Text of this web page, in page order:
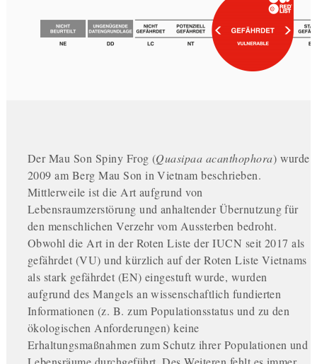
Der Mau Son Spiny Frog (Quasipaa acanthophora) wurde
2009 am Berg Mau Son in Vietnam beschrieben.
Mittlerweile ist die Art aufgrund von
Lebensraumzerstörung und anhaltender Übernutzung für
den menschlichen Verzehr vom Aussterben bedroht.
Obwohl die Art in der Roten Liste der IUCN seit 2017 als
gefährdet (VU) und kürzlich auf der Roten Liste Vietnams
als stark gefährdet (EN) eingestuft wurde, wurden
aufgrund des Mangels an wissenschaftlich fundierten
Informationen (z. B. zum Populationsstatus und zu den
ökologischen Anforderungen) keine
Erhaltungsmaßnahmen zum Schutz ihrer Populationen und